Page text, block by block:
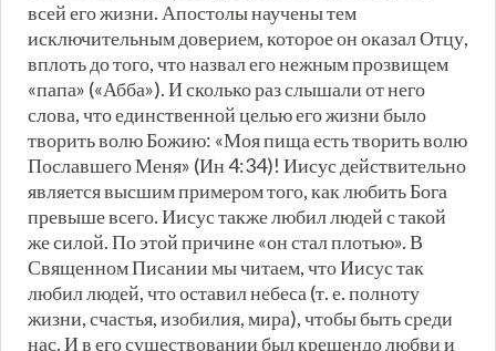
всей его жизни. Апостолы научены тем
исключительным доверием, которое он оказал Отцу,
вплоть до того, что назвал его нежным прозвищем
«папа» («Абба»). И сколько раз слышали от него
слова, что единственной целью его жизни было
творить волю Божию: «Моя пища есть творить волю
Пославшего Меня» (Ин 4:34)! Иисус действительно
является высшим примером того, как любить Бога
превыше всего. Иисус также любил людей с такой
же силой. По этой причине «он стал плотью». В
Священном Писании мы читаем, что Иисус так
любил людей, что оставил небеса (т. е. полноту
жизни, счастья, изобилия, мира), чтобы быть среди
нас. И в его существовании был крещендо любви и